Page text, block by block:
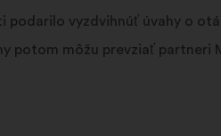
vyzdvihnúť úvahy o
potom môžu prevziať